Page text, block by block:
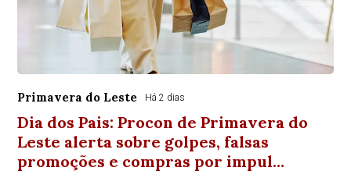
Primavera do Leste Há 2 dias
Dia dos Pais: Procon de Primavera do
Leste alerta sobre golpes, falsas
promoções e compras por impul…